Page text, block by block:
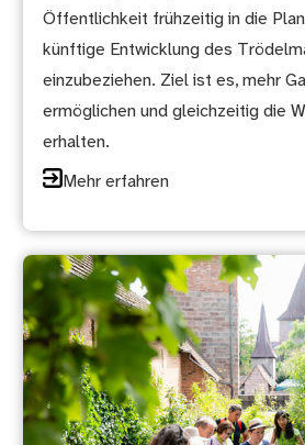
Öffentlichkeit frühzeitig in die
künftige Entwicklung des
einzubeziehen. Ziel ist es, mehr
ermöglichen und gleichzeitig die
erhalten.
Mehr erfahren